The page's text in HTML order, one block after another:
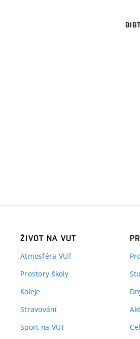
ŽIVOT NA VUT
Atmosféra VUT
Prostory školy
Koleje
Stravování
Sport na VUT